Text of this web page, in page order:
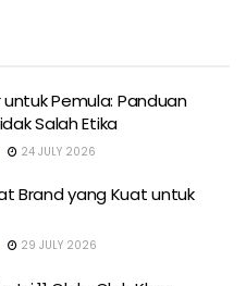
Pemula: Panduan
Salah Etika
24 JULY 2026
Brand yang Kuat untuk
29 JULY 2026